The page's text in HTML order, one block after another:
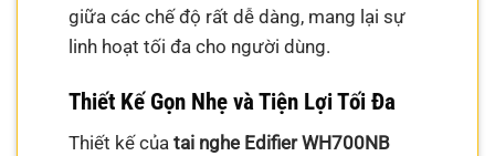
giữa các chế độ rất dễ dàng, mang lại sự
linh hoạt tối đa cho người dùng.
Thiết Kế Gọn Nhẹ và Tiện Lợi Tối Đa
Thiết kế củatai nghe Edifier WH700NB